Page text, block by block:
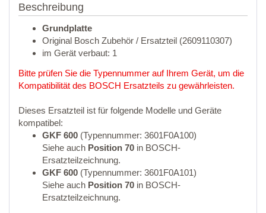
Beschreibung
Grundplatte
Original Bosch Zubehör / Ersatzteil (2609110307)
im Gerät verbaut: 1
Bitte prüfen Sie die Typennummer auf Ihrem Gerät, um die
Kompatibilität des BOSCH Ersatzteils zu gewährleisten.
Dieses Ersatzteil ist für folgende Modelle und Geräte
kompatibel:
GKF 600 (Typennummer: 3601F0A100)
Siehe auch Position 70 in BOSCH-
Ersatzteilzeichnung.
GKF 600 (Typennummer: 3601F0A101)
Siehe auch Position 70 in BOSCH-
Ersatzteilzeichnung.